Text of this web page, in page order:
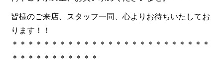
皆様のご来店、スタッフ一同、心よりお待ちいたしてお
ります！！
＊＊＊＊＊＊＊＊＊＊＊＊＊＊＊＊＊＊＊＊＊＊＊＊＊
＊＊＊＊＊＊＊＊＊＊＊